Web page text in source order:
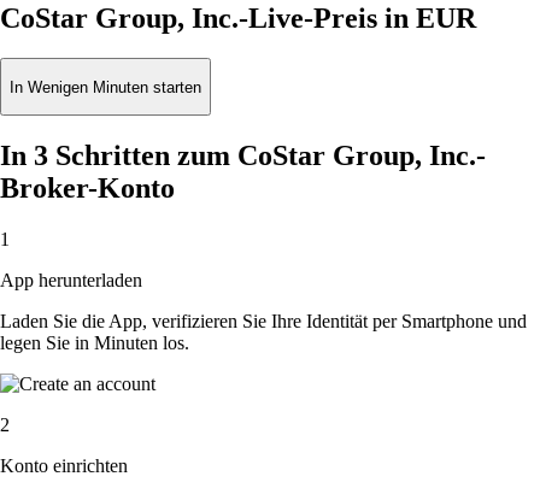
CoStar Group, Inc.-Live-Preis in EUR
In Wenigen Minuten starten
In 3 Schritten zum CoStar Group, Inc.-
Broker-Konto
1
App herunterladen
Laden Sie die App, verifizieren Sie Ihre Identität per Smartphone und
legen Sie in Minuten los.
2
Konto einrichten